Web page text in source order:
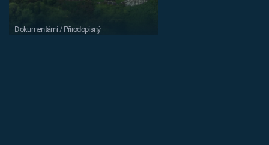
Dokumentární / Přírodopisný